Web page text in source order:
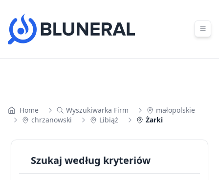
Home Wyszukiwarka Firm
małopolskie
chrzanowski
Libiąż Żarki
Szukaj według kryteriów